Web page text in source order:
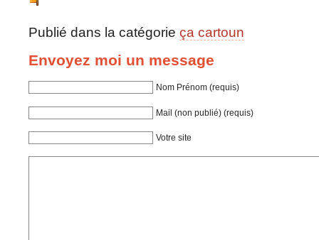
Publié dans la catégorie ça cartoun
Envoyez moi un message
Nom Prénom (requis)
Mail (non publié) (requis)
Votre site